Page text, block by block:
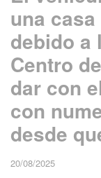
una
debido a
Centro
dar con
con
desde
20/08/2025